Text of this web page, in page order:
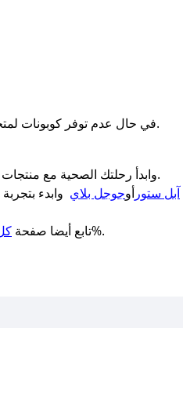
في حال عدم توفر كوبوناتوسنعمل على توفير الكوبونات في أسرع وقت ممكن.
وفر الآن على كل طلباتك من Dr. Nutrition وابدأ رحلتك الصحية مع منتجات موثوقة وبأسعار مخفضة — فقط عبر صحصح.
آبل ستور أوجوجل بلاي وابدء
تابع أيضا صفحةفعالة 100%.